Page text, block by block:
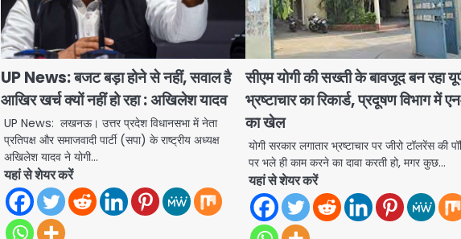
UP News: बजट बड़ा होने से नहीं, सवाल है
आखिर खर्च क्यों नहीं हो रहा : अखिलेश यादव
UP News: लखनऊ। उत्तर प्रदेश विधानसभा में नेता
प्रतिपक्ष और समाजवादी पार्टी (सपा) के राष्ट्रीय अध्यक्ष
अखिलेश यादव ने योगी…
यहां से शेयर करें
सीएम योगी की सख्ती के बावजूद बन रहा
भ्रष्टाचार का रिकार्ड, प्रदूषण विभाग में
का खेल
योगी सरकार लगातार भ्रष्टाचार पर जीरो टॉलरेंस की
पर भले ही काम करने का दावा करती हो, मगर कुछ…
यहां से शेयर करें